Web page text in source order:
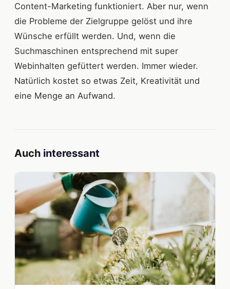
Content-Marketing funktioniert. Aber nur, wenn
die Probleme der Zielgruppe gelöst und ihre
Wünsche erfüllt werden. Und, wenn die
Suchmaschinen entsprechend mit super
Webinhalten gefüttert werden. Immer wieder.
Natürlich kostet so etwas Zeit, Kreativität und
eine Menge an Aufwand.
Auch interessant